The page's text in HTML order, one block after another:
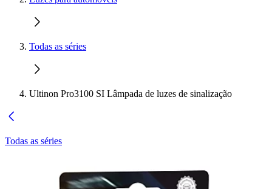
Todas as séries
Ultinon Pro3100 SI Lâmpada de luzes de sinalização
Todas as séries